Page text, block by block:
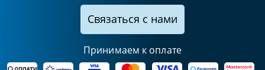
Связаться с нами
Принимаем к оплате